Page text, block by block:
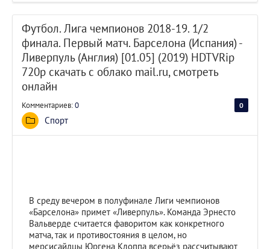
Футбол. Лига чемпионов 2018-19. 1/2
финала. Первый матч. Барселона (Испания) -
Ливерпуль (Англия) [01.05] (2019) HDTVRip
720p скачать с облако mail.ru, смотреть
онлайн
Комментариев:0 0
Спорт
В среду вечером в полуфинале Лиги чемпионов
«Барселона» примет «Ливерпуль». Команда Эрнесто
Вальверде считается фаворитом как конкретного
матча, так и противостояния в целом, но
мерсисайдцы Юргена Клоппа всерьёз рассчитывают